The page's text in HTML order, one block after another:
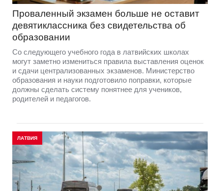
Проваленный экзамен больше не оставит
девятиклассника без свидетельства об
образовании
Со следующего учебного года в латвийских школах
могут заметно измениться правила выставления оценок
и сдачи централизованных экзаменов. Министерство
образования и науки подготовило поправки, которые
должны сделать систему понятнее для учеников,
родителей и педагогов.
ЛАТВИЯ